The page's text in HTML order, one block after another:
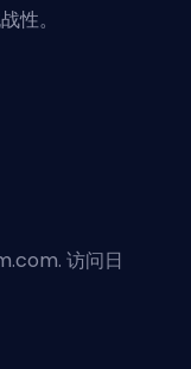
性。
访问日